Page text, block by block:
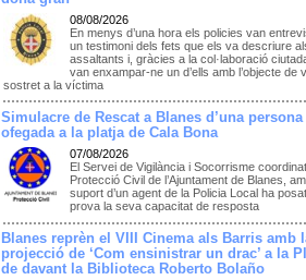
08/08/2026
En menys d’una hora els policies van
un testimoni dels fets que els va descriure
assaltants i, gràcies a la col·laboració
van enxampar-ne un d’ells amb l’objecte de
sostret a la víctima
Simulacre de Rescat a Blanes d’una persona
ofegada a la platja de Cala Bona
07/08/2026
El Servei de Vigilància i Socorrisme
Protecció Civil de l’Ajuntament de Blanes,
suport d’un agent de la Policia Local ha
prova la seva capacitat de resposta
Blanes reprèn el VIII Cinema als Barris amb
projecció de ‘Com ensinistrar un drac’ a la
de davant la Biblioteca Roberto Bolaño